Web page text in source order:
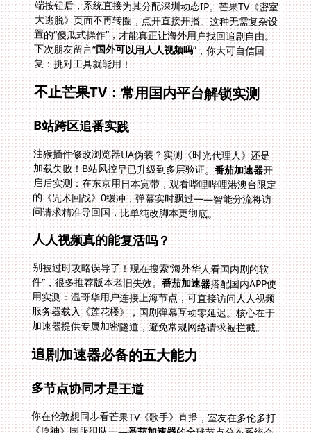
下次朋友留言“国外可以用人人视频吗”，你大可自信回
复：挑对工具就能用！
不止芒果TV：常用国内平台解锁实测
B站跨区追番实践
油猴插件修改浏览器UA伪装？实测《时光代理人》还是
加载失败！B站风控早已升级到多层验证。番茄加速器开
启后实测：在东京用日本宽带，观看哔哩哔哩港澳台限定
的《咒术回战》0缓冲，弹幕实时飘过——智能分流将访
问请求精准导回国，比单纯改脚本更彻底。
人人视频真的能复活吗？
别被过时攻略误导了！现在搜索“海外华人看国内剧的软
件”，很多推荐版本老旧失效。番茄加速器搭配国内APP使
用实测：温哥华用户连接上海节点，可直接访问人人视频
服务器载入《莲花楼》，国剧弹幕互动零延迟。核心在于
加速器提供专属加密隧道，避免常规网络请求被拦截。
追剧加速器必备的五大能力
多节点协同才是王道
你在伦敦想同步看芒果TV《歌手》直播，室友在多伦多打